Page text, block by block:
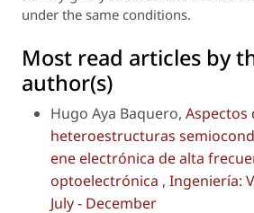
under the same conditions.
Most read articles by
author(s)
Hugo Aya Baquero, Aspectos
heteroestructuras
ene electrónica de alta
optoelectrónica , Ingeniería:
July - December